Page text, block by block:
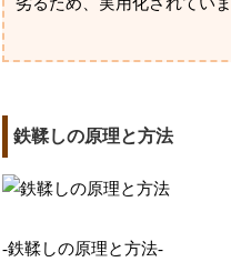
劣るため、実用化されていま
鉄鞣しの原理と方法
-鉄鞣しの原理と方法-